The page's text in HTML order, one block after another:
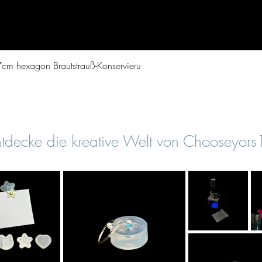
Vista rapida
hexagon Brautstrauß-Konservieru
die kreative Welt von